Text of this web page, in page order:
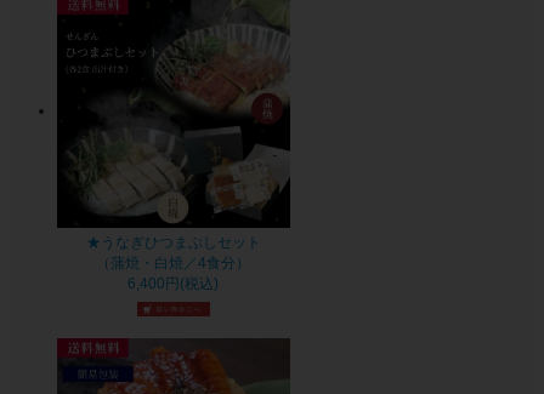
★うなぎひつまぶしセット
（蒲焼・白焼／4食分）
6,400円(税込)